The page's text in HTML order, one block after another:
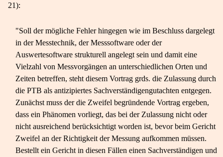
21):
"Soll der mögliche Fehler hingegen wie im Beschluss dargelegt
in der Messtechnik, der Messsoftware oder der
Auswertesoftware strukturell angelegt sein und damit eine
Vielzahl von Messvorgängen an unterschiedlichen Orten und
Zeiten betreffen, steht diesem Vortrag grds. die Zulassung durch
die PTB als antizipiertes Sachverständigengutachten entgegen.
Zunächst muss der die Zweifel begründende Vortrag ergeben,
dass ein Phänomen vorliegt, das bei der Zulassung nicht oder
nicht ausreichend berücksichtigt worden ist, bevor beim Gericht
Zweifel an der Richtigkeit der Messung aufkommen müssen.
Bestellt ein Gericht in diesen Fällen einen Sachverständigen und